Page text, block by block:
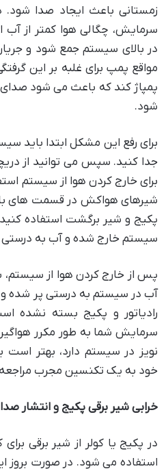
زمستانی باعث ایجاد صدا
سرمایش، چگالی هوا کمتر از آب
در بالای سیستم جمع شود و
مواقع پمپ برای غلبه بر این
پمپاژ کند که باعث می شود
شود.
برای رفع این مشکل ابتدا باید
جدا کنید. سپس می توانید از
برای خارج کردن هوا از سیستم
شیرهای هواکش در قسمت های
پکیج و شیر برگشت استفاده
سیستم خارج شده و آب به درستی
پس از خارج کردن هوا از
آب در سیستم به درستی پر شده
رادیاتور و پکیج بسته نشده
سرمایش شما به طور مکرر
نویز در سیستم دارد، بهتر است
خود به یک تکنسین مجرب
خرابی شیر برقی پکیج و انتشار
در پکیج یا کولر از شیر برقی
استفاده می شود. در صورت بروز